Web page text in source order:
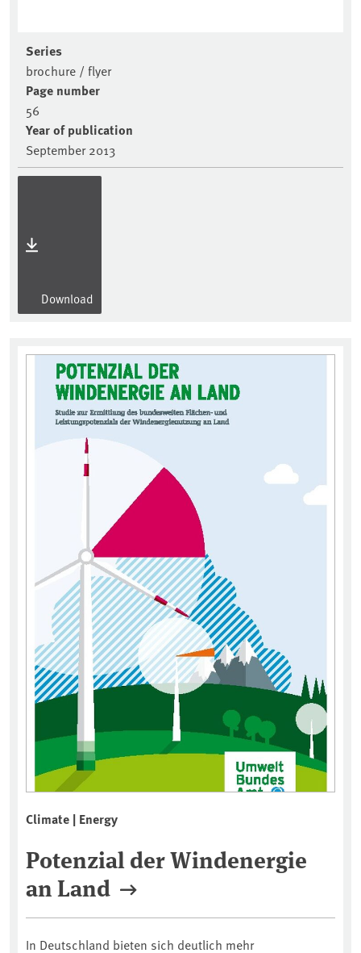
Series
brochure / flyer
Page number
56
Year of publication
September 2013
Download
Climate | Energy
Potenzial der Windenergie
an Land
In Deutschland bieten sich deutlich mehr